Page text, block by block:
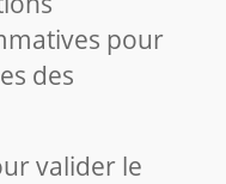
pour
des
valider le